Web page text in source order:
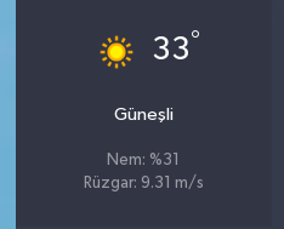
33°
Güneşli
Nem: %31
Rüzgar: 9.31 m/s